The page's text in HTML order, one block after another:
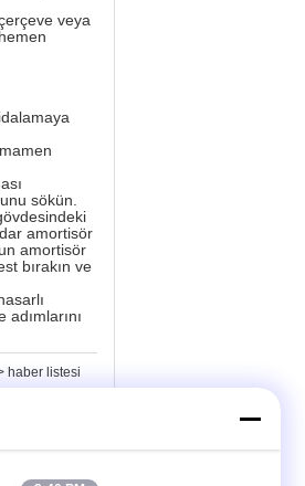
veya
sökün.
amortisör
amortisör
bırakın ve
haber listesi